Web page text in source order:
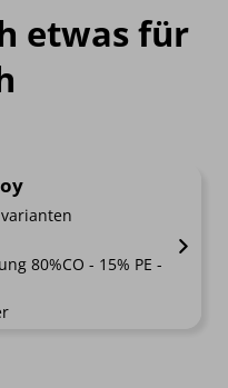
etwas für
80%CO - 15% PE -